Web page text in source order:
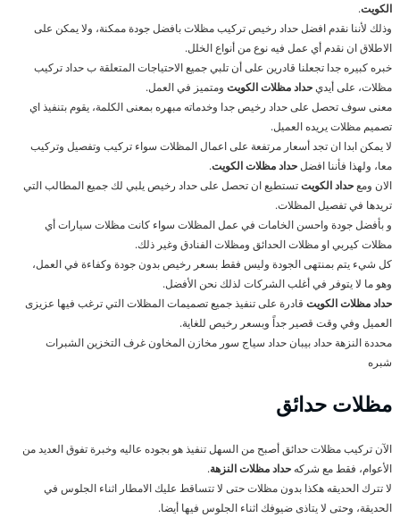
الكويت.
وذلك لأننا نقدم افضل حداد رخيص تركيب مظلات بافضل جودة ممكنة، ولا يمكن على
الاطلاق ان نقدم أي عمل فيه نوع من أنواع الخلل.
خبره كبيره جدا تجعلنا قادرين على أن تلبي جميع الاحتياجات المتعلقة ب حداد تركيب
مظلات، على أيديحداد مظلات الكويت ومتميز في العمل.
معنى سوف تحصل على حداد رخيص جدا وخدماته مبهره بمعنى الكلمة، يقوم بتنفيذ اي
تصميم مظلات يريده العميل.
لا يمكن ابدا ان تجد أسعار مرتفعة على اعمال المظلات سواء تركيب وتفصيل وتركيب
معا، ولهذا فأننا افضلحداد مظلات الكويت.
الان ومعحداد الكويتتستطيع ان تحصل على حداد رخيص يلبي لك جميع المطالب التي
تريدها في تفصيل المظلات.
و بأفضل جودة واحسن الخامات في عمل المظلات سواء كانت مظلات سيارات أي
مظلات كيربي او مظلات الحدائق ومظلات الفنادق وغير ذلك.
كل شيء يتم بمنتهى الجودة وليس فقط بسعر رخيص بدون جودة وكفاءة في العمل،
وهو ما لا يتوفر في أغلب الشركات لذلك نحن الأفضل.
حداد مظلات الكويت قادرة على تنفيذ جميع تصميمات المظلات التي ترغب فيها عزيزى
العميل وفي وقت قصير جداً وبسعر رخيص للغاية.
محددة النزهة حداد بيبان حداد سياج سور مخازن المخاون غرف التخزين الشبرات
شبره
مظلات حدائق
الآن تركيب مظلات حدائق أصبح من السهل تنفيذ هو بجوده عاليه وخبرة تفوق العديد من
الأعوام، فقط مع شركه حداد مظلات النزهة.
لا تترك الحديقه هكذا بدون مظلات حتى لا تتساقط عليك الامطار اثناء الجلوس في
الحديقة، وحتى لا يتاذى ضيوفك اثناء الجلوس فيها أيضا.